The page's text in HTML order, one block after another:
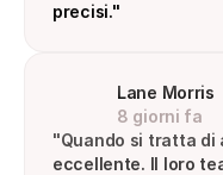
precisi."
Lane Morris
8 giorni fa
"Quando si tratta di
eccellente. Il loro